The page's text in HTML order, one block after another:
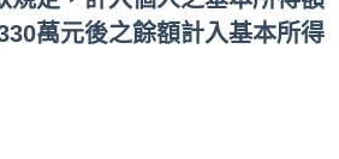
萬元後之餘額計入基本所得